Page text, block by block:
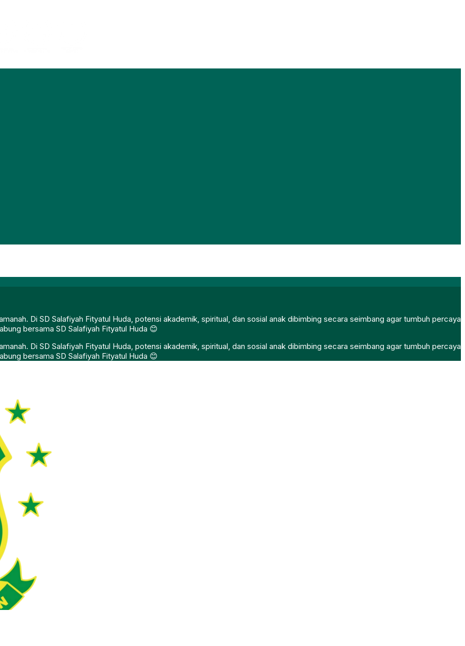
Di SD Salafiyah Fityatul Huda, potensi akademik, spiritual, dan sosial anak dibimbing secara seimbang agar tumbuh percaya
bersama SD Salafiyah Fityatul Huda 😊
Di SD Salafiyah Fityatul Huda, potensi akademik, spiritual, dan sosial anak dibimbing secara seimbang agar tumbuh percaya
bersama SD Salafiyah Fityatul Huda 😊